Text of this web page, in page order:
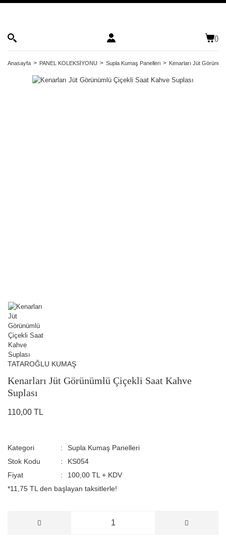
()
Anasayfa PANEL KOLEKSİYONU Supla Kumaş Panelleri Kenarları Jüt
TATAROĞLU KUMAŞ
Kenarları Jüt Görünümlü Çiçekli Saat Kahve
Suplası
110,00 TL
Kategori
Supla Kumaş Panelleri
Stok Kodu
KS054
Fiyat
100,00 TL + KDV
*11,75 TL den başlayan taksitlerle!